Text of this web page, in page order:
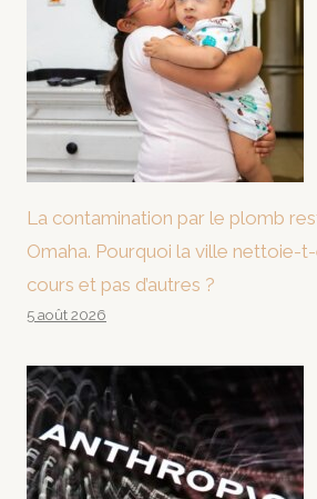
La contamination par le plomb
Omaha. Pourquoi la ville nettoie-
cours et pas d’autres ?
5 août 2026